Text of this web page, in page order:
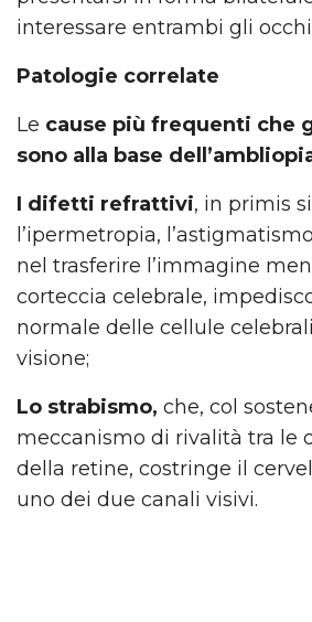
interessare entrambi gli
Patologie correlate
Le cause più frequenti che
sono alla base
I difetti refrattivi, in primis
l’ipermetropia,
nel trasferire l’immagine
corteccia celebrale,
normale delle cellule
visione;
Lo strabismo, che, col
meccanismo di rivalità tra le
della retine, costringe il
uno dei due canali visivi.